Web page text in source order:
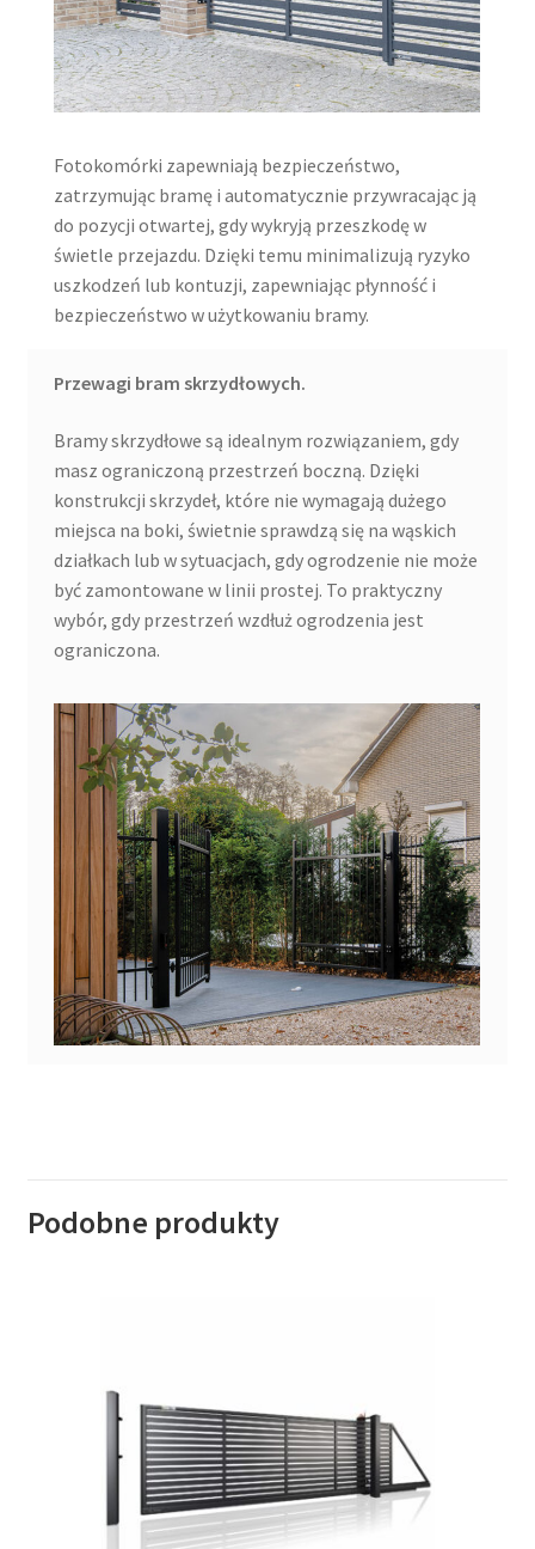
Fotokomórki zapewniają bezpieczeństwo,
zatrzymując bramę i automatycznie przywracając ją
do pozycji otwartej, gdy wykryją przeszkodę w
świetle przejazdu. Dzięki temu minimalizują ryzyko
uszkodzeń lub kontuzji, zapewniając płynność i
bezpieczeństwo w użytkowaniu bramy.
Przewagi bram skrzydłowych.
Bramy skrzydłowe są idealnym rozwiązaniem, gdy
masz ograniczoną przestrzeń boczną. Dzięki
konstrukcji skrzydeł, które nie wymagają dużego
miejsca na boki, świetnie sprawdzą się na wąskich
działkach lub w sytuacjach, gdy ogrodzenie nie może
być zamontowane w linii prostej. To praktyczny
wybór, gdy przestrzeń wzdłuż ogrodzenia jest
ograniczona.
Podobne produkty